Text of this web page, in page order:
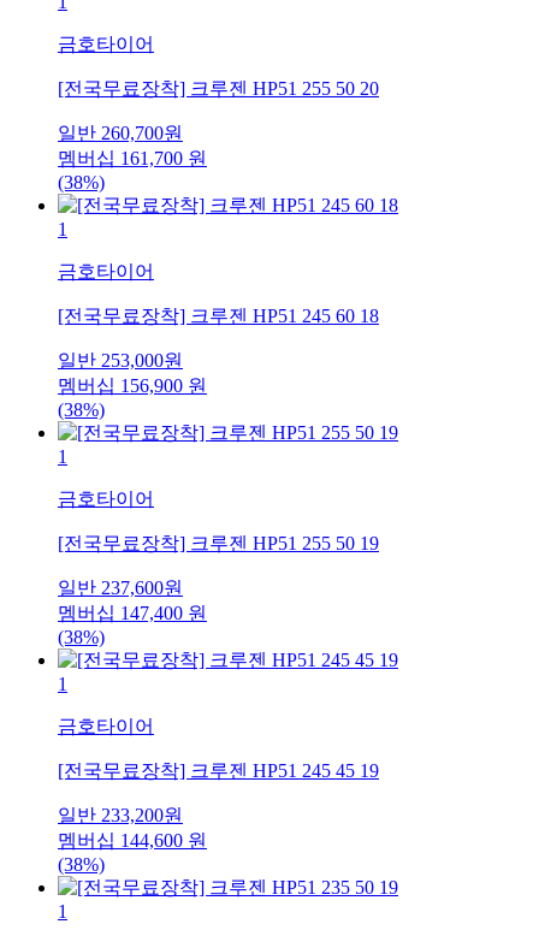
금호타이어
[전국무료장착] 크루젠 HP51 255 50 20
일반 260,700원
멤버십 161,700 원
(38%)
1
금호타이어
[전국무료장착] 크루젠 HP51 245 60 18
일반 253,000원
멤버십 156,900 원
(38%)
1
금호타이어
[전국무료장착] 크루젠 HP51 255 50 19
일반 237,600원
멤버십 147,400 원
(38%)
1
금호타이어
[전국무료장착] 크루젠 HP51 245 45 19
일반 233,200원
멤버십 144,600 원
(38%)
1